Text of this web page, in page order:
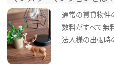
通常の賃貸物件
数料がすべて無
法人様の出張時